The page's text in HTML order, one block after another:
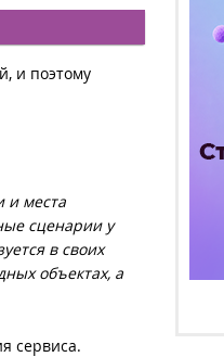
и поэтому
и места
сценарии у
в своих
объектах, а
сервиса.